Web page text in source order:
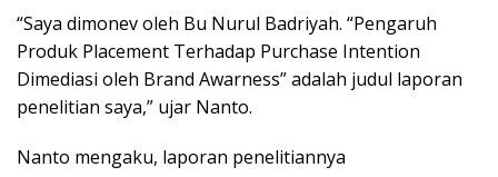
“Saya dimonev oleh Bu Nurul Badriyah. “Pengaruh
Produk Placement Terhadap Purchase Intention
Dimediasi oleh Brand Awarness” adalah judul laporan
penelitian saya,” ujar Nanto.
Nanto mengaku, laporan penelitiannya